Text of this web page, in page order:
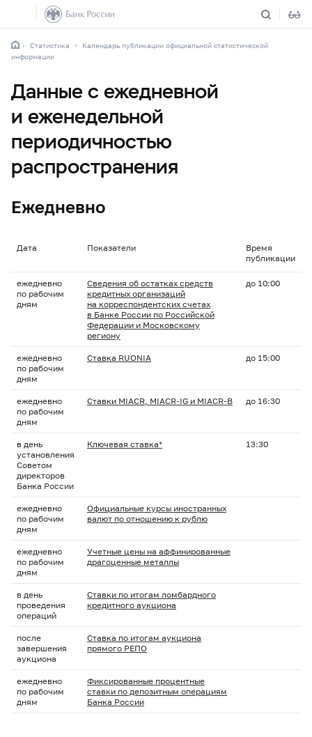
Статистика
Календарь публикации официальной статистической
информации
Данные с ежедневной
и еженедельной
периодичностью
распространения
Ежедневно
Дата Показатели
Время
публикации
ежедневно
по рабочим
дням
Сведения об остатках средств
кредитных организаций
на корреспондентских счетах
в Банке России по Российской
Федерации и Московскому
региону
до 10:00
ежедневно
по рабочим
дням
Ставка RUONIA до 15:00
ежедневно
по рабочим
дням
Ставки MIACR, MIACR-IG и MIACR-B до 16:30
в день
установления
Советом
директоров
Банка России
Ключевая ставка* 13:30
ежедневно
по рабочим
дням
Официальные курсы иностранных
валют по отношению к рублю
ежедневно
по рабочим
дням
Учетные цены на аффинированные
драгоценные металлы
в день
проведения
операций
Ставки по итогам ломбардного
кредитного аукциона
после
завершения
аукциона
Ставка по итогам аукциона
прямого РЕПО
ежедневно
по рабочим
дням
Фиксированные процентные
ставки по депозитным операциям
Банка России